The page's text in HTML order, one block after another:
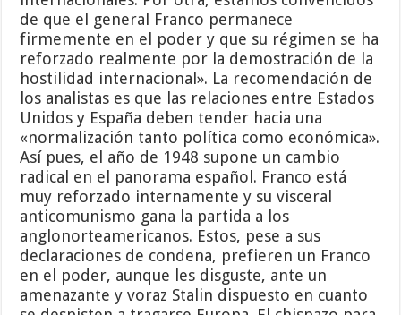
de que el general Franco permanece
firmemente en el poder y que su régimen se ha
reforzado realmente por la demostración de la
hostilidad internacional». La recomendación de
los analistas es que las relaciones entre Estados
Unidos y España deben tender hacia una
«normalización tanto política como económica».
Así pues, el año de 1948 supone un cambio
radical en el panorama español. Franco está
muy reforzado internamente y su visceral
anticomunismo gana la partida a los
anglonorteamericanos. Estos, pese a sus
declaraciones de condena, prefieren un Franco
en el poder, aunque les disguste, ante un
amenazante y voraz Stalin dispuesto en cuanto